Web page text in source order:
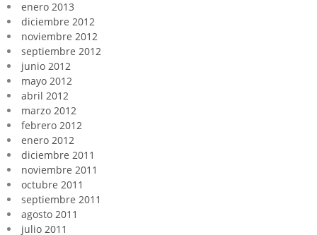
enero 2013
diciembre 2012
noviembre 2012
septiembre 2012
junio 2012
mayo 2012
abril 2012
marzo 2012
febrero 2012
enero 2012
diciembre 2011
noviembre 2011
octubre 2011
septiembre 2011
agosto 2011
julio 2011